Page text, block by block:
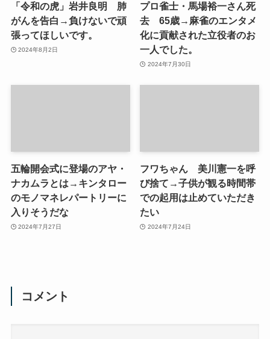
「令和の虎」岩井良明 肺
がんを告白→負けないで頑
張ってほしいです。
2024年8月2日
プロ雀士・馬場裕一さん死
去 65歳→麻雀のエンタメ
化に貢献された立役者のお
一人でした。
2024年7月30日
五輪開会式に登場のアヤ・
ナカムラとは→キンタロー
のモノマネレパートリーに
入りそうだな
2024年7月27日
フワちゃん 美川憲一を呼
び捨て→子供が観る時間帯
での起用は止めていただき
たい
2024年7月24日
コメント